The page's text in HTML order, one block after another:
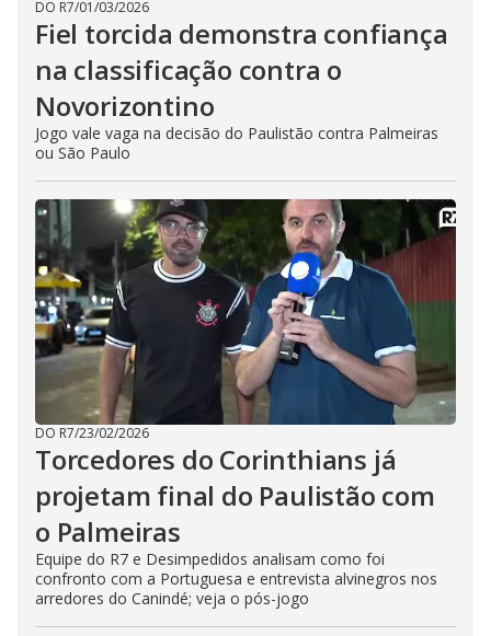
DO R7/01/03/2026
Fiel torcida demonstra confiança
na classificação contra o
Novorizontino
Jogo vale vaga na decisão do Paulistão contra Palmeiras
ou São Paulo
DO R7/23/02/2026
Torcedores do Corinthians já
projetam final do Paulistão com
o Palmeiras
Equipe do R7 e Desimpedidos analisam como foi
confronto com a Portuguesa e entrevista alvinegros nos
arredores do Canindé; veja o pós-jogo